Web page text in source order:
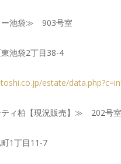
ー池袋≫ 903号室
池袋2丁目38-4
estate/
ィ柏【現況販売】≫ 202号室
1丁目11-7